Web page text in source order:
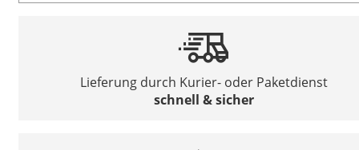
Lieferung durch Kurier- oder Paketdienst
schnell & sicher